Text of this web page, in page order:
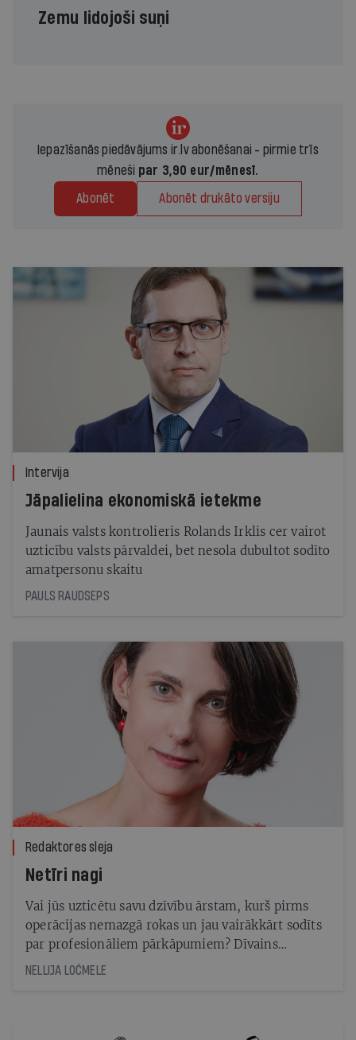
Zemu lidojoši suņi
Iepazīšanās piedāvājums ir.lv abonēšanai - pirmie trīs
mēneši par 3,90 eur/mēnesī.
Abonēt Abonēt drukāto versiju
Intervija
Jāpalielina ekonomiskā ietekme
Jaunais valsts kontrolieris Rolands Irklis cer vairot
uzticību valsts pārvaldei, bet nesola dubultot sodīto
amatpersonu skaitu
PAULS RAUDSEPS
Redaktores sleja
Netīri nagi
Vai jūs uzticētu savu dzīvību ārstam, kurš pirms
operācijas nemazgā rokas un jau vairākkārt sodīts
par profesionāliem pārkāpumiem? Dīvains
jautājums. Neviens neuzticēsies pat manikīrei,
NELLIJA LOČMELE